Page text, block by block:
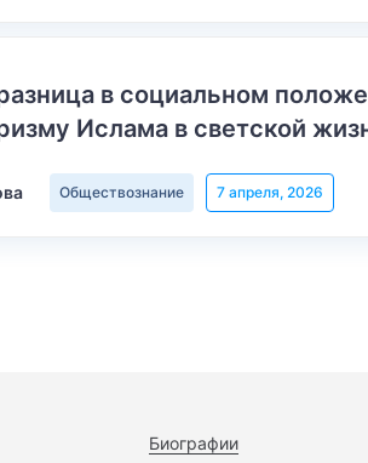
в социальном
Ислама в светской
Обществознание 7 апреля, 2026
Биографии